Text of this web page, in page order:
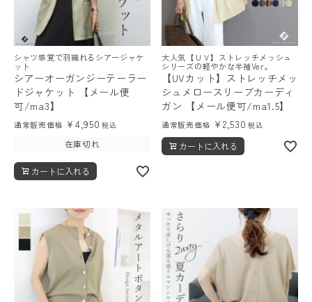
シャツ感覚で羽織れるシアージャケ
ット
シアーオーガンジーテーラー
ドジャケット 【メール便
可/ma3】
通常販売価格 ¥ 4,950 税込
在庫切れ
カートに入れる
大人気【ＵＶ】ストレッチメッシュ
シリーズの軽やかな半袖Ver。
【UVカット】ストレッチメッ
シュメロースリーブカーディ
ガン 【メール便可/ma1.5】
通常販売価格 ¥ 2,530 税込
カートに入れる